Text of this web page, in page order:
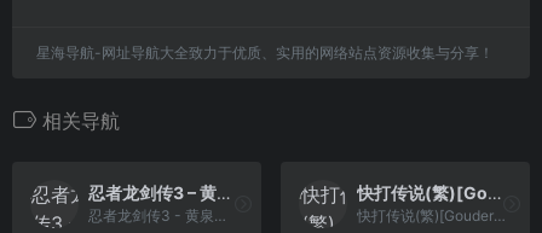
星海导航-网址导航大全致力于优质、实用的网络站点资源收集与分享！
相关导航
忍者龙剑传3 – 黄泉方舟(简)[Peacock Wang](JP)[ACT](2Mb)
忍者龙剑传3 - 黄泉方舟(简)[Peacock Wang](JP)[ACT](2Mb)
快打传说(繁)[Gouder](CN)[FTG](3Mb)
快打传说(繁)[Gouder](CN)[FTG](3Mb)